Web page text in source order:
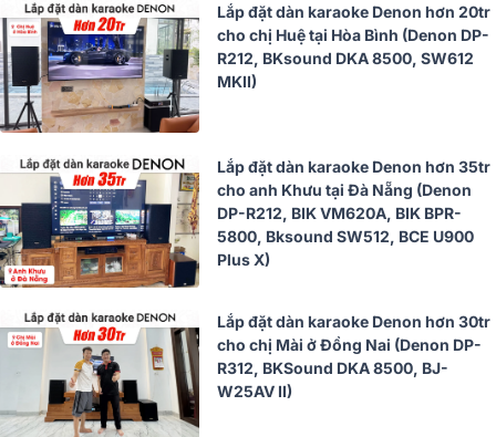
Lắp đặt dàn karaoke Denon hơn 20tr
cho chị Huệ tại Hòa Bình (Denon DP-
R212, BKsound DKA 8500, SW612
MKII)
Lắp đặt dàn karaoke Denon hơn 35tr
cho anh Khưu tại Đà Nẵng (Denon
DP-R212, BIK VM620A, BIK BPR-
5800, Bksound SW512, BCE U900
Plus X)
Lắp đặt dàn karaoke Denon hơn 30tr
cho chị Mài ở Đồng Nai (Denon DP-
R312, BKSound DKA 8500, BJ-
W25AV II)